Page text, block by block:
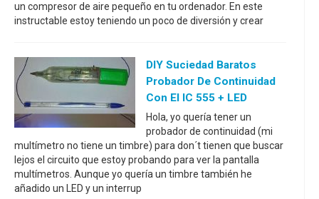
un compresor de aire pequeño en tu ordenador. En este
instructable estoy teniendo un poco de diversión y crear
DIY Suciedad Baratos
Probador De Continuidad
Con El IC 555 + LED
Hola, yo quería tener un
probador de continuidad (mi
multímetro no tiene un timbre) para don´t tienen que buscar
lejos el circuito que estoy probando para ver la pantalla
multímetros. Aunque yo quería un timbre también he
añadido un LED y un interrup